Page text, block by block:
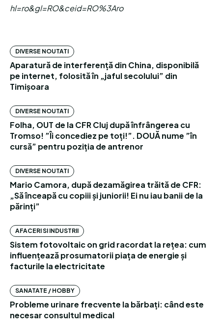
hl=ro&gl=RO&ceid=RO%3Aro
DIVERSE NOUTATI
Aparatură de interferență din China, disponibilă
pe internet, folosită în „jaful secolului” din
Timișoara
DIVERSE NOUTATI
Folha, OUT de la CFR Cluj după înfrângerea cu
Tromso! ”Îi concediez pe toți!”. DOUĂ nume ”în
cursă” pentru poziția de antrenor
DIVERSE NOUTATI
Mario Camora, după dezamăgirea trăită de CFR:
„Să înceapă cu copiii și juniorii! Ei nu iau banii de la
părinți”
AFACERI SI INDUSTRII
Sistem fotovoltaic on grid racordat la rețea: cum
influențează prosumatorii piața de energie și
facturile la electricitate
SANATATE / HOBBY
Probleme urinare frecvente la bărbați: când este
necesar consultul medical